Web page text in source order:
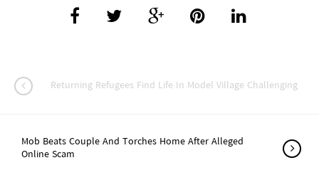
Returning Refugees Find Life In Model Village Challenging
Mob Beats Couple And Torches Home After Alleged
Online Scam